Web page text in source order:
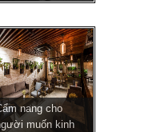
nang cho
muốn kinh